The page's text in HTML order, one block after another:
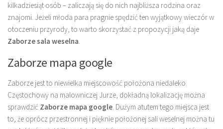
kilkadziesiąt osób – zaliczają się do nich najbliższa rodzina oraz
znajomi. Jeżeli młoda para pragnie spędzić ten wyjątkowy wieczór w
otoczeniu przyrody, to warto skorzystać z propozycji jaką daje
Zaborze sala weselna.
Zaborze mapa google
Zaborze jest to niewielka miejscowość położona niedaleko
Częstochowy na malowniczej Jurze, dokładną lokalizację można
sprawdzić Zaborze mapa google. Dużym atutem tego miejsca jest
to, że oprócz przestronnej i pięknie położonej sali weselnej można tu